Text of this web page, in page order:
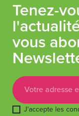
Tenez-
vous
J'accepte les